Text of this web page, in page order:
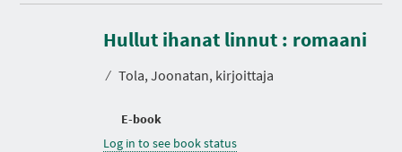
Hullut ihanat linnut : romaani
⁄ Tola, Joonatan, kirjoittaja
E-book
Log in to see book status